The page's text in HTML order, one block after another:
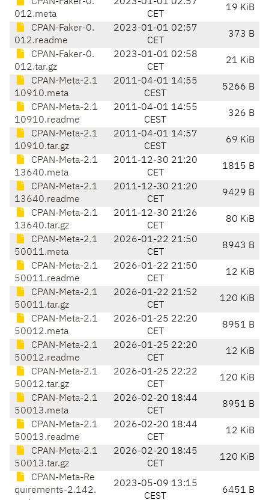
012.meta
CET
19 KiB
CPAN-Faker-0.
012.readme
2023-01-01 02:57
CET
373 B
CPAN-Faker-0.
012.tar.gz
2023-01-01 02:58
CET
21 KiB
CPAN-Meta-2.1
10910.meta
2011-04-01 14:55
CEST
5266 B
CPAN-Meta-2.1
10910.readme
2011-04-01 14:55
CEST
326 B
CPAN-Meta-2.1
10910.tar.gz
2011-04-01 14:57
CEST
69 KiB
CPAN-Meta-2.1
13640.meta
2011-12-30 21:20
CET
1815 B
CPAN-Meta-2.1
13640.readme
2011-12-30 21:20
CET
9429 B
CPAN-Meta-2.1
13640.tar.gz
2011-12-30 21:26
CET
80 KiB
CPAN-Meta-2.1
50011.meta
2026-01-22 21:50
CET
8943 B
CPAN-Meta-2.1
50011.readme
2026-01-22 21:50
CET
12 KiB
CPAN-Meta-2.1
50011.tar.gz
2026-01-22 21:52
CET
120 KiB
CPAN-Meta-2.1
50012.meta
2026-01-25 22:20
CET
8951 B
CPAN-Meta-2.1
50012.readme
2026-01-25 22:20
CET
12 KiB
CPAN-Meta-2.1
50012.tar.gz
2026-01-25 22:22
CET
120 KiB
CPAN-Meta-2.1
50013.meta
2026-02-20 18:44
CET
8951 B
CPAN-Meta-2.1
50013.readme
2026-02-20 18:44
CET
12 KiB
CPAN-Meta-2.1
50013.tar.gz
2026-02-20 18:45
CET
120 KiB
CPAN-Meta-Re
quirements-2.142.
2023-05-09 13:15
CEST
6451 B